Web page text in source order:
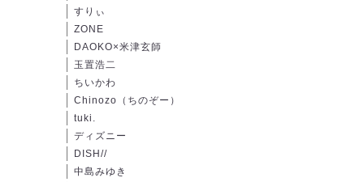
すりぃ
ZONE
DAOKO×米津玄師
玉置浩二
ちいかわ
Chinozo（ちのぞー）
tuki.
ディズニー
DISH//
中島みゆき